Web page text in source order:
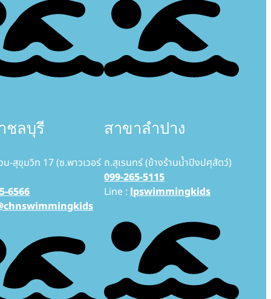
ชลบุรี
น-สุขุมวิท 17 (ซ.พาวเวอร์
6566
สาขาลำปาง
ถ.สุเรนทร์ (ข้างร้านน้ำปิงปศุสัตว์)
099-265-5115
Line :lpswimmingkids